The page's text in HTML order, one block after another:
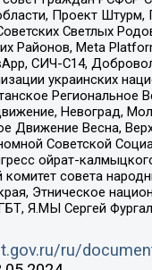
Проект
Светлых
Районов, Meta
СИЧ-С14,
украинских
Региональное
Невоград,
Движение Весна,
Советской
ойрат-
совета
Этническое
Я.МЫ Сергей Фургал
ru/